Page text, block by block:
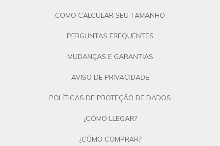
COMO CALCULAR SEU TAMANHO
PERGUNTAS FREQUENTES
MUDANÇAS E GARANTIAS
AVISO DE PRIVACIDADE
POLÍTICAS DE PROTEÇÃO DE DADOS
¿CÓMO LLEGAR?
¿CÓMO COMPRAR?